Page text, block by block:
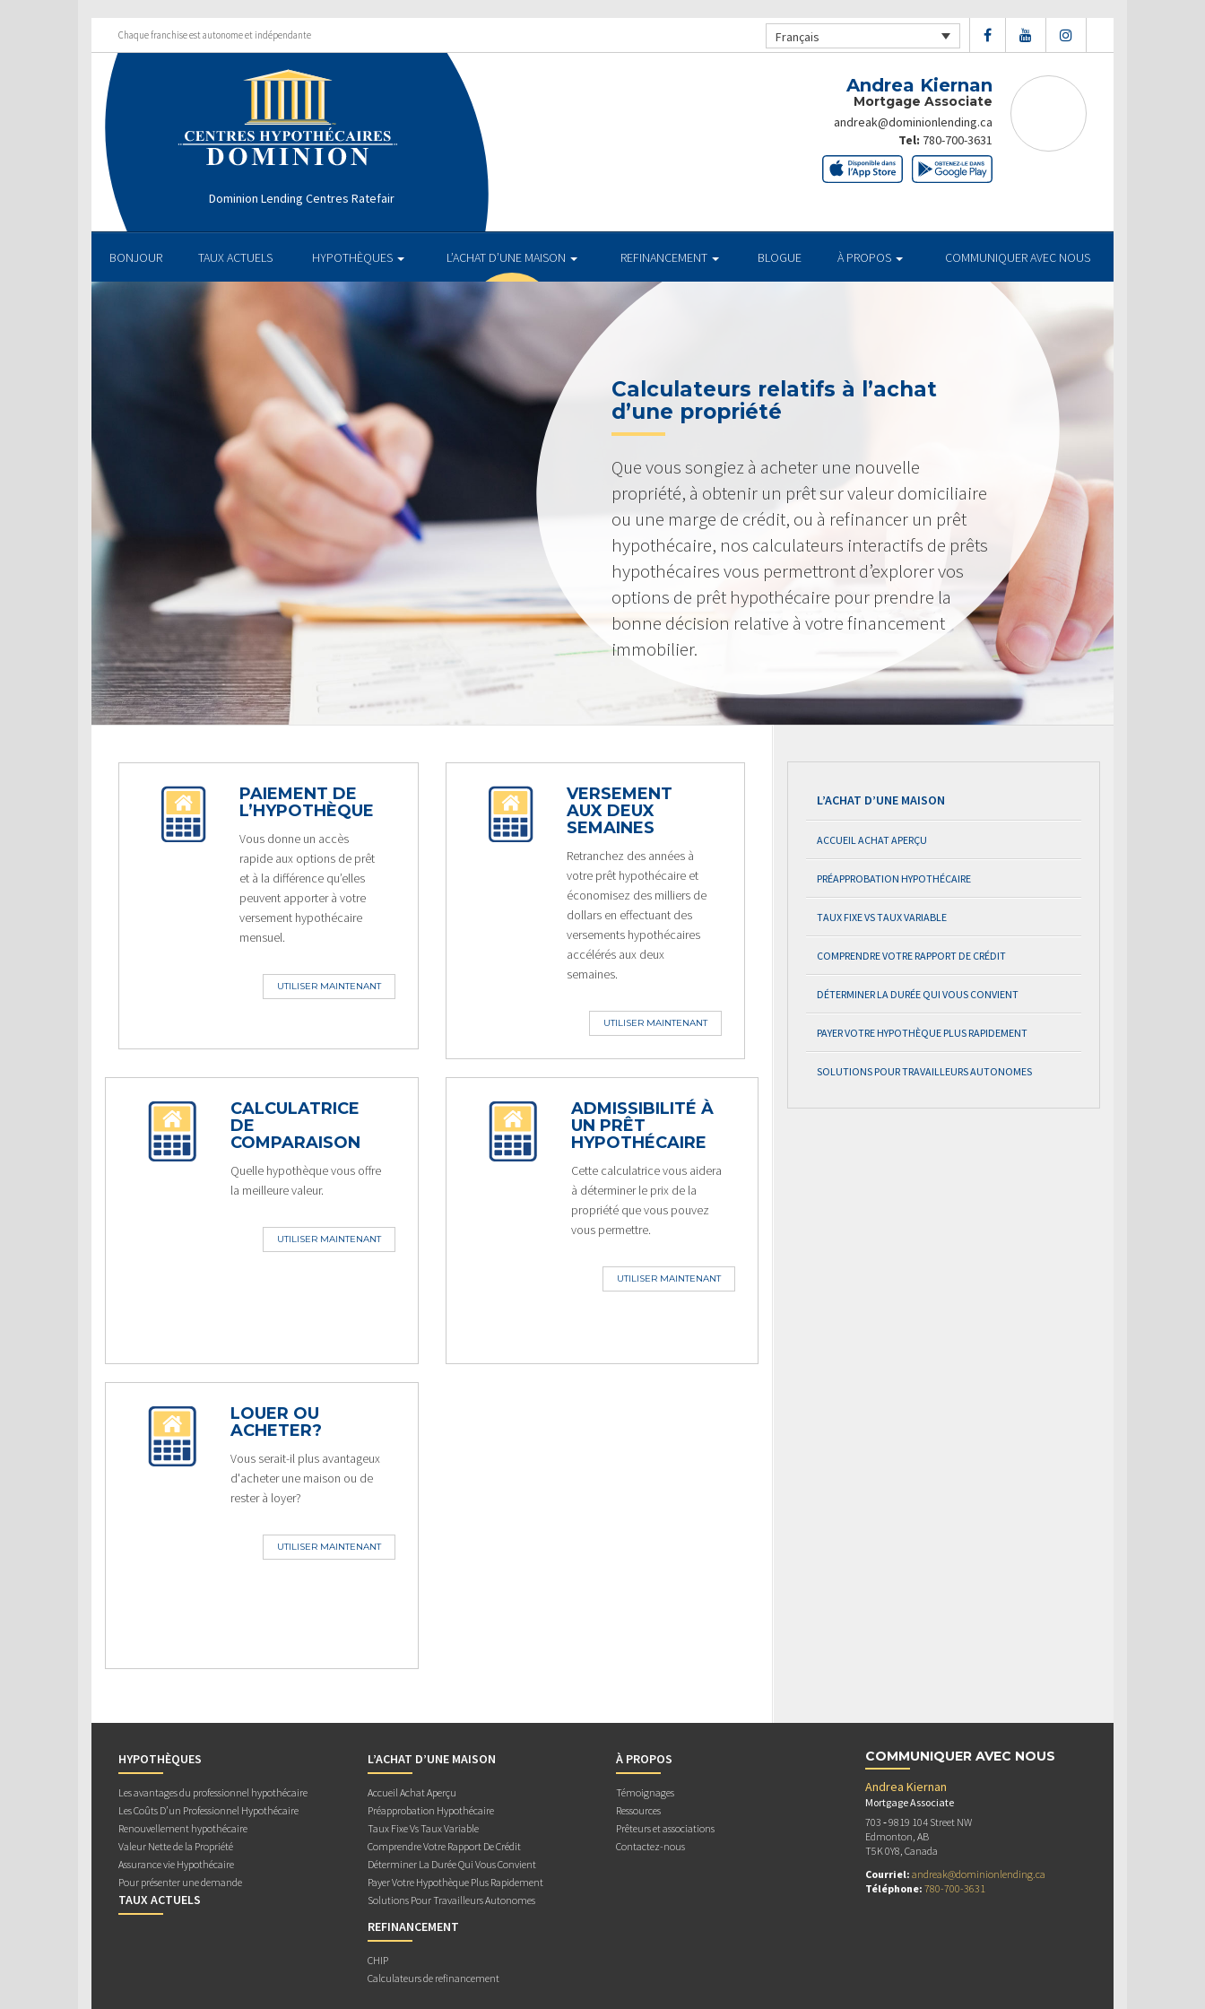
Chaque franchise est autonome et indépendante Français
Dominion Lending Centres Ratefair
Andrea Kiernan
Mortgage Associate
andreak@dominionlending.ca
Tel: 780-700-3631
BONJOUR TAUX ACTUELS HYPOTHÈQUES L’ACHAT D’UNE MAISON REFINANCEMENT BLOGUE À PROPOS COMMUNIQUER AVEC NOUS
Calculateurs relatifs à l’achat
d’une propriété
Que vous songiez à acheter une nouvelle
propriété, à obtenir un prêt sur valeur domiciliaire
ou une marge de crédit, ou à refinancer un prêt
hypothécaire, nos calculateurs interactifs de prêts
hypothécaires vous permettront d’explorer vos
options de prêt hypothécaire pour prendre la
bonne décision relative à votre financement
immobilier.
PAIEMENT DE
L’HYPOTHÈQUE
Vous donne un accès
rapide aux options de prêt
et à la différence qu’elles
peuvent apporter à votre
versement hypothécaire
mensuel.
UTILISER MAINTENANT
VERSEMENT
AUX DEUX
SEMAINES
Retranchez des années à
votre prêt hypothécaire et
économisez des milliers de
dollars en effectuant des
versements hypothécaires
accélérés aux deux
semaines.
UTILISER MAINTENANT
CALCULATRICE
DE
COMPARAISON
Quelle hypothèque vous offre
la meilleure valeur.
UTILISER MAINTENANT
ADMISSIBILITÉ À
UN PRÊT
HYPOTHÉCAIRE
Cette calculatrice vous aidera
à déterminer le prix de la
propriété que vous pouvez
vous permettre.
UTILISER MAINTENANT
LOUER OU
ACHETER?
Vous serait-il plus avantageux
d'acheter une maison ou de
rester à loyer?
UTILISER MAINTENANT
L’ACHAT D’UNE MAISON
ACCUEIL ACHAT APERÇU
PRÉAPPROBATION HYPOTHÉCAIRE
TAUX FIXE VS TAUX VARIABLE
COMPRENDRE VOTRE RAPPORT DE CRÉDIT
DÉTERMINER LA DURÉE QUI VOUS CONVIENT
PAYER VOTRE HYPOTHÈQUE PLUS RAPIDEMENT
SOLUTIONS POUR TRAVAILLEURS AUTONOMES
HYPOTHÈQUES
Les avantages du professionnel hypothécaire
Les Coûts D’un Professionnel Hypothécaire
Renouvellement hypothécaire
Valeur Nette de la Propriété
Assurance vie Hypothécaire
Pour présenter une demande
TAUX ACTUELS
L’ACHAT D’UNE MAISON
Accueil Achat Aperçu
Préapprobation Hypothécaire
Taux Fixe Vs Taux Variable
Comprendre Votre Rapport De Crédit
Déterminer La Durée Qui Vous Convient
Payer Votre Hypothèque Plus Rapidement
Solutions Pour Travailleurs Autonomes
REFINANCEMENT
CHIP
Calculateurs de refinancement
À PROPOS
Témoignages
Ressources
Prêteurs et associations
Contactez-nous
COMMUNIQUER AVEC NOUS
Andrea Kiernan
Mortgage Associate
703 ‐ 9819 104 Street NW
Edmonton, AB
T5K 0Y8, Canada
Courriel: andreak@dominionlending.ca
Téléphone: 780-700-3631